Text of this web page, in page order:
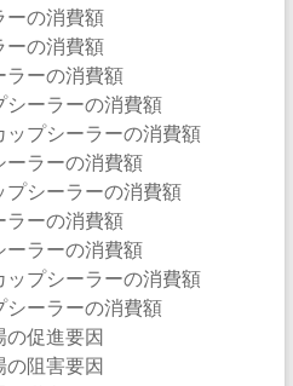
ーの消費額
ーの消費額
ラーの消費額
シーラーの消費額
ップシーラーの消費額
ーラーの消費額
プシーラーの消費額
ラーの消費額
ーラーの消費額
ップシーラーの消費額
シーラーの消費額
の促進要因
の阻害要因